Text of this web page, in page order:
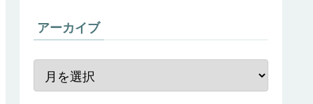
アーカイブ